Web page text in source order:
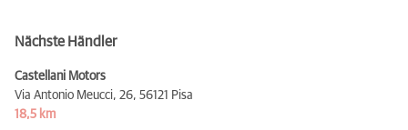
Nächste Händler
Castellani Motors
Via Antonio Meucci, 26, 56121 Pisa
18,5 km